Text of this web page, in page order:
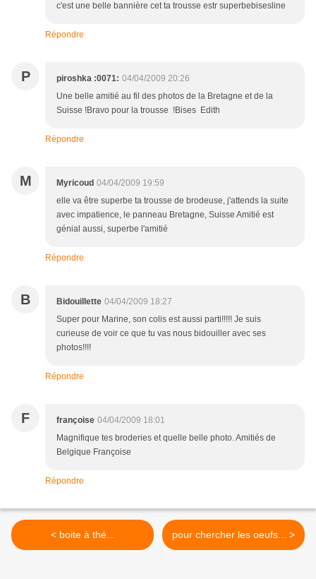
c'est une belle bannière cet ta trousse estr superbebisesline
Répondre
P piroshka :0071: 04/04/2009 20:26
Une belle amitié au fil des photos de la Bretagne et de la
Suisse !Bravo pour la trousse !Bises Edith
Répondre
M Myricoud 04/04/2009 19:59
elle va être superbe ta trousse de brodeuse, j'attends la suite
avec impatience, le panneau Bretagne, Suisse Amitié est
génial aussi, superbe l'amitié
Répondre
B Bidouillette 04/04/2009 18:27
Super pour Marine, son colis est aussi parti!!!!! Je suis
curieuse de voir ce que tu vas nous bidouiller avec ses
photos!!!!
Répondre
F françoise 04/04/2009 18:01
Magnifique tes broderies et quelle belle photo. Amitiés de
Belgique Françoise
Répondre
< boite à thé... pour chercher les oeufs... >